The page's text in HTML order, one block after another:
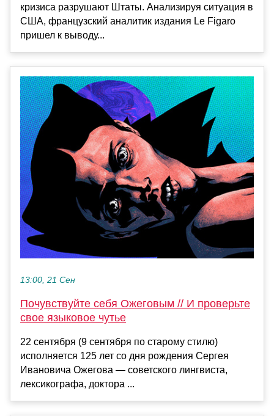
кризиса разрушают Штаты. Анализируя ситуация в
США, французский аналитик издания Le Figaro
пришел к выводу...
13:00, 21 Сен
Почувствуйте себя Ожеговым // И проверьте
свое языковое чутье
22 сентября (9 сентября по старому стилю)
исполняется 125 лет со дня рождения Сергея
Ивановича Ожегова — советского лингвиста,
лексикографа, доктора ...